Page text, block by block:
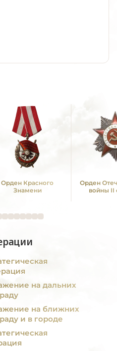
Орден Красного
Знамени
Орден
войны II
на дальних
на ближних
и в городе